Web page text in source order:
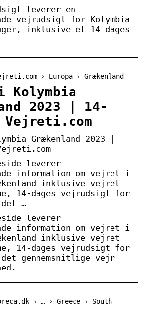
leverer en
vejrudsigt for Kolymbia
inklusive et 14 dages
› Europa › Grækenland
2023 | 14-
Vejreti.com
Grækenland 2023 |
leverer
information om vejret i
inklusive vejret
14-dages vejrudsigt for
det …
leverer
information om vejret i
inklusive vejret
14-dages vejrudsigt for
det gennemsnitlige vejr
› … › Greece › South